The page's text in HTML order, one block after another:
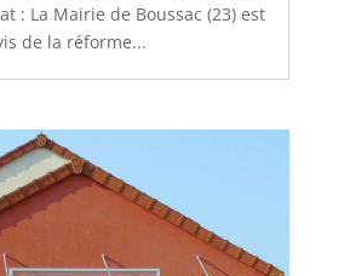
: La Mairie de Boussac (23) est
de la réforme...